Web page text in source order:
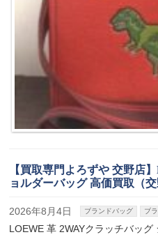
【買取専門よろずや 交野店
ョルダーバッグ 高価買取（
2026年8月4日 ブランドバッグ ブ
LOEWE 革 2WAYクラッチバッ